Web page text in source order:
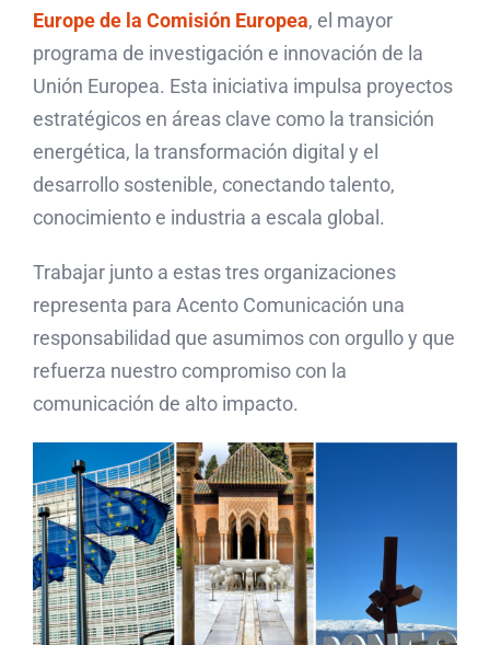
Europede la Comisión Europea, el mayor
programa de investigación e innovación de la
Unión Europea. Esta iniciativa impulsa proyectos
estratégicos en áreas clave como la transición
energética, la transformación digital y el
desarrollo sostenible, conectando talento,
conocimiento e industria a escala global.
Trabajar junto a estas tres organizaciones
representa para Acento Comunicación una
responsabilidad que asumimos con orgullo y que
refuerza nuestro compromiso con la
comunicación de alto impacto.
Acento
Comunicación